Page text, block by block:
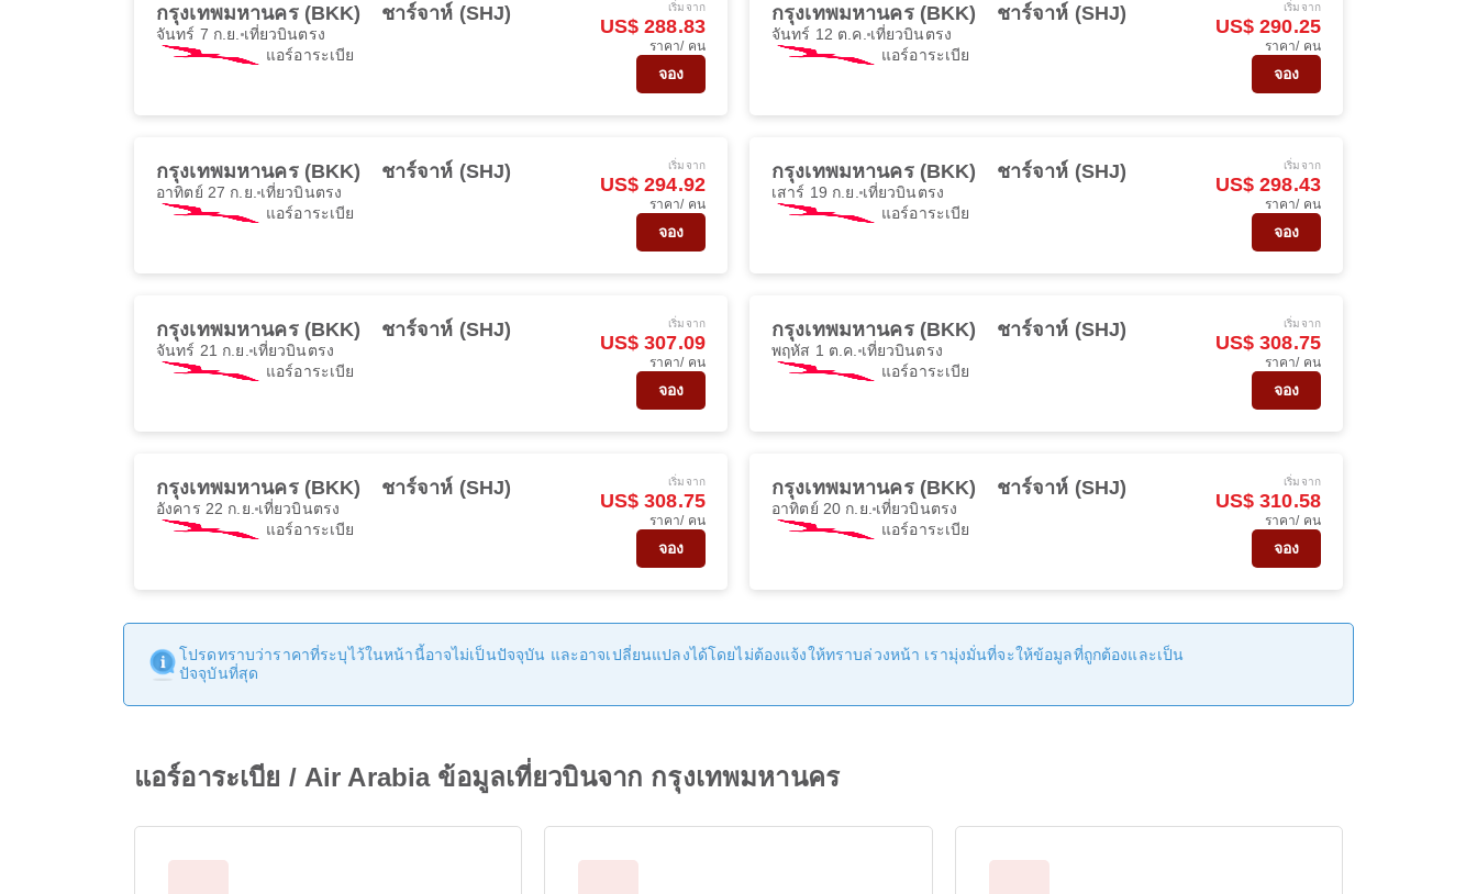
กรุงเทพมหานคร (BKK) ชาร์จาห์ (SHJ)
จันทร์ 7 ก.ย. เที่ยวบินตรง
แอร์อาระเบีย
เริ่มจาก
US$ 288.83
ราคา/ คน
จอง
กรุงเทพมหานคร (BKK) ชาร์จาห์ (SHJ)
จันทร์ 12 ต.ค. เที่ยวบินตรง
แอร์อาระเบีย
เริ่มจาก
US$ 290.25
ราคา/ คน
จอง
กรุงเทพมหานคร (BKK) ชาร์จาห์ (SHJ)
อาทิตย์ 27 ก.ย. เที่ยวบินตรง
แอร์อาระเบีย
เริ่มจาก
US$ 294.92
ราคา/ คน
จอง
กรุงเทพมหานคร (BKK) ชาร์จาห์ (SHJ)
เสาร์ 19 ก.ย. เที่ยวบินตรง
แอร์อาระเบีย
เริ่มจาก
US$ 298.43
ราคา/ คน
จอง
กรุงเทพมหานคร (BKK) ชาร์จาห์ (SHJ)
จันทร์ 21 ก.ย. เที่ยวบินตรง
แอร์อาระเบีย
เริ่มจาก
US$ 307.09
ราคา/ คน
จอง
กรุงเทพมหานคร (BKK) ชาร์จาห์ (SHJ)
พฤหัส 1 ต.ค. เที่ยวบินตรง
แอร์อาระเบีย
เริ่มจาก
US$ 308.75
ราคา/ คน
จอง
กรุงเทพมหานคร (BKK) ชาร์จาห์ (SHJ)
อังคาร 22 ก.ย. เที่ยวบินตรง
แอร์อาระเบีย
เริ่มจาก
US$ 308.75
ราคา/ คน
จอง
กรุงเทพมหานคร (BKK) ชาร์จาห์ (SHJ)
อาทิตย์ 20 ก.ย. เที่ยวบินตรง
แอร์อาระเบีย
เริ่มจาก
US$ 310.58
ราคา/ คน
จอง
โปรดทราบว่าราคาที่ระบุไว้ในหน้านี้อาจไม่เป็นปัจจุบัน และอาจเปลี่ยนแปลงได้โดยไม่ต้องแจ้งให้ทราบล่วงหน้า เรามุ่งมั่นที่จะให้ข้อมูลที่ถูกต้องและเป็น
ปัจจุบันที่สุด
แอร์อาระเบีย / Air Arabia ข้อมูลเที่ยวบินจาก กรุงเทพมหานคร